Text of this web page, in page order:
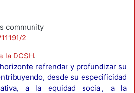
community
2
la DCSH.
refrendar y profundizar su
desde su especificidad
a la equidad social, a la